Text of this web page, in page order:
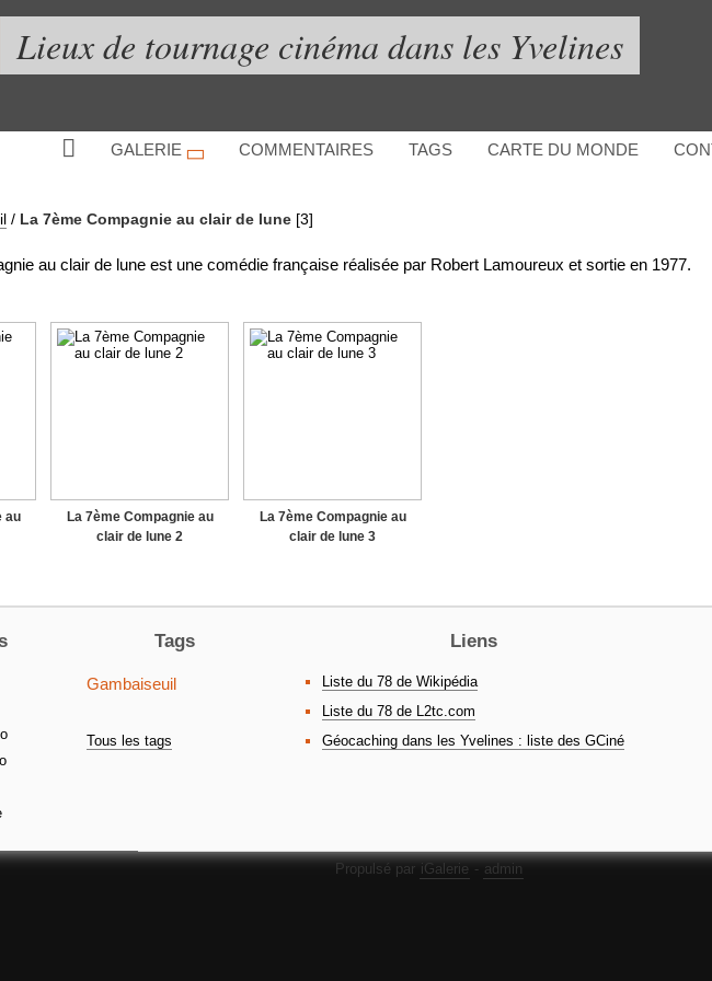
Lieux de tournage cinéma dans les Yvelines
GALERIE COMMENTAIRES TAGS CARTE DU MONDE
/ La 7ème Compagnie au clair de lune [3]
au clair de lune est une comédie française réalisée par Robert Lamoureux et sortie en 1977.
au
La 7ème Compagnie au
clair de lune 2
La 7ème Compagnie au
clair de lune 3
Tags
Gambaiseuil
Tous les tags
Liens
Liste du 78 de Wikipédia
Liste du 78 de L2tc.com
Géocaching dans les Yvelines : liste des GCiné
Propulsé par iGalerie - admin